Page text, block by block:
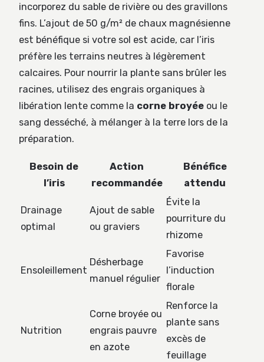
incorporez du sable de rivière ou des gravillons
fins. L’ajout de 50 g/m² de chaux magnésienne
est bénéfique si votre sol est acide, car l’iris
préfère les terrains neutres à légèrement
calcaires. Pour nourrir la plante sans brûler les
racines, utilisez des engrais organiques à
libération lente comme la corne broyée ou le
sang desséché, à mélanger à la terre lors de la
préparation.
Besoin de
l’iris
Action
recommandée
Bénéfice
attendu
Drainage
optimal
Ajout de sable
ou graviers
Évite la
pourriture du
rhizome
Ensoleillement
Désherbage
manuel régulier
Favorise
l’induction
florale
Nutrition
Corne broyée ou
engrais pauvre
en azote
Renforce la
plante sans
excès de
feuillage